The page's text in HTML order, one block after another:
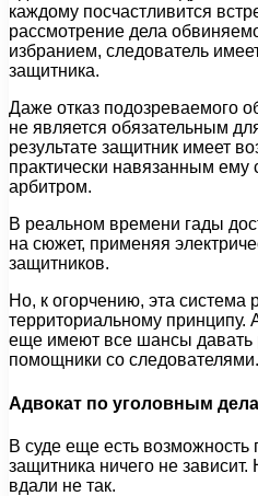
каждому посчастливится
рассмотрение дела
избранием, следователь
защитника.
Даже отказ подозреваемого
не является обязательным
результате защитник имеет
практически навязанным ему
арбитром.
В реальном времени гады
на сюжет, применяя
защитников.
Но, к огорчению, эта система
территориальному принципу.
еще имеют все шансы давать
помощники со следователями.
Адвокат по уголовным
В суде еще есть возможность
защитника ничего не зависит.
вдали не так.